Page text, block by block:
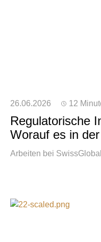
26.06.2026 12
Regulatorische
Worauf es in
Arbeiten bei SwissGlobal